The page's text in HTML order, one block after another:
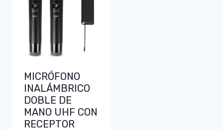
MICRÓFONO
INALÁMBRICO
DOBLE DE
MANO UHF CON
RECEPTOR